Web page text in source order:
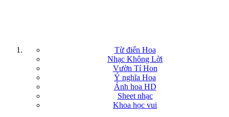
Từ điển Hoa
Nhạc Không Lời
Vườn Tí Hon
Ý nghĩa Hoa
Ảnh hoa HD
Sheet nhạc
Khoa học vui